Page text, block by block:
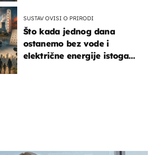
SUSTAV OVISI O PRIRODI
Što kada jednog dana
ostanemo bez vode i
električne energije istoga